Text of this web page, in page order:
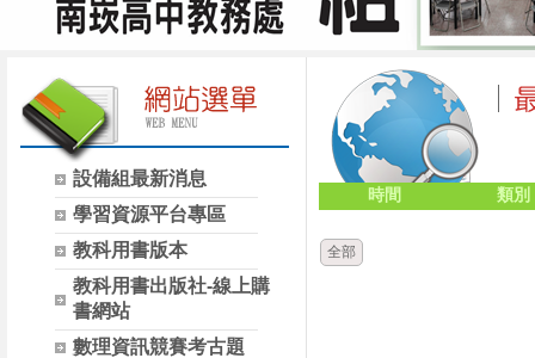
設備組最新消息
學習資源平台專區
教科用書版本
教科用書出版社-線上購
書網站
數理資訊競賽考古題
時間 類別
全部